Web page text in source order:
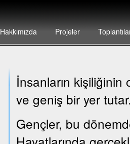
Hakkımızda Projeler
İnsanların
ve geniş bir yer
Gençler, bu